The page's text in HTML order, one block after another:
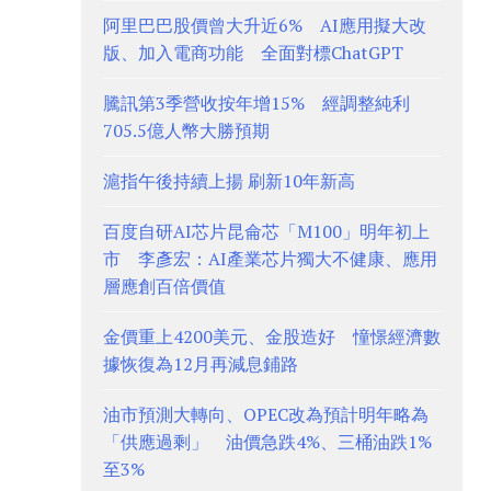
阿里巴巴股價曾大升近6% AI應用擬大改
版、加入電商功能 全面對標ChatGPT
騰訊第3季營收按年增15% 經調整純利
705.5億人幣大勝預期
滬指午後持續上揚 刷新10年新高
百度自研AI芯片昆侖芯「M100」明年初上
市 李彥宏：AI產業芯片獨大不健康、應用
層應創百倍價值
金價重上4200美元、金股造好 憧憬經濟數
據恢復為12月再減息鋪路
油市預測大轉向、OPEC改為預計明年略為
「供應過剩」 油價急跌4%、三桶油跌1%
至3%